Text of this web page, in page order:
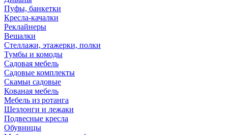
Пуфы, банкетки
Кресла-качалки
Реклайнеры
Вешалки
Стеллажи, этажерки, полки
Тумбы и комоды
Садовая мебель
Садовые комплекты
Скамьи садовые
Кованая мебель
Мебель из ротанга
Шезлонги и лежаки
Подвесные кресла
Обувницы